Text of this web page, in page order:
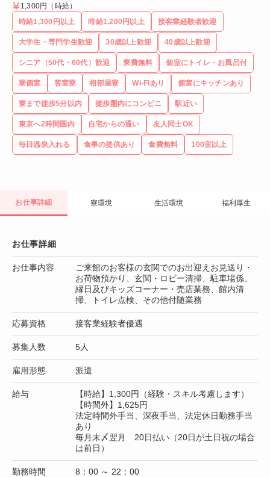
1,300円 （時給）
時給1,300円以上
時給1,200円以上 接客業経験者歓迎
大学生・専門学生歓迎 30歳以上歓迎 40歳以上歓迎
シニア（50代・60代）歓迎 寮費無料 個室にトイレ・お風呂付
寮個室 客室寮 相部屋寮 Wi-Fiあり 個室にキッチンあり
寮まで徒歩5分以内 徒歩圏内にコンビニ 駅近い
東京へ2時間圏内 自宅からの通い 友人同士OK
毎日温泉入れる 食事の提供あり 食費無料 100室以上
お仕事詳細 寮環境 生活環境 福利厚生
お仕事詳細
お仕事内容
ご来館のお客様の玄関でのお出迎えお見送り・
お荷物預かり、玄関・ロビー清掃、駐車場係、
縁日及びキッズコーナー・売店業務、館内清
掃、トイレ点検、その他付随業務
応募資格 接客業経験者優遇
募集人数 5人
雇用形態 派遣
給与
【時給】1,300円（経験・スキル考慮します）
【時間外】1,625円
法定時間外手当、深夜手当、法定休日勤務手当
あり
毎月末〆翌月 20日払い（20日が土日祝の場合
は前日）
勤務時間
8：00 ～ 22：00